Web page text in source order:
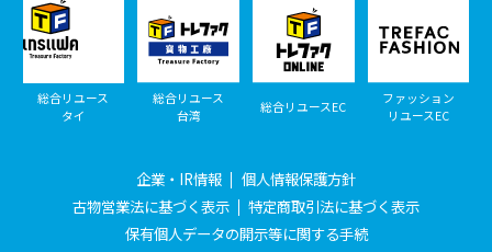
総合リユース
タイ
総合リユース
台湾
総合リユースEC
ファッション
リユースEC
企業・IR情報
個人情報保護方針
古物営業法に基づく表示
特定商取引法に基づく表示
保有個人データの開示等に関する手続